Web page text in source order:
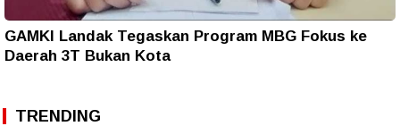
GAMKI Landak Tegaskan Program MBG Fokus ke
Daerah 3T Bukan Kota
TRENDING